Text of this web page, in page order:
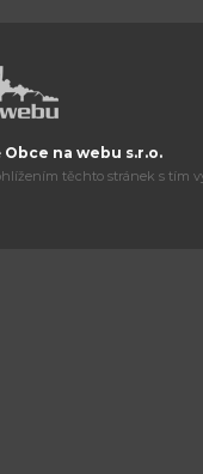
Obce na webu s.r.o.
těchto stránek s tím